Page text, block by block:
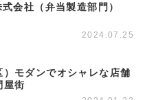
会社（弁当製造部門）
2024.07.25
モダンでオシャレな店舗
屋街